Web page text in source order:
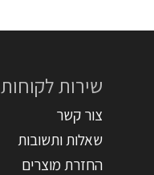
שירות לקוחות
צור קשר
שאלות ותשובות
החזרת מוצרים